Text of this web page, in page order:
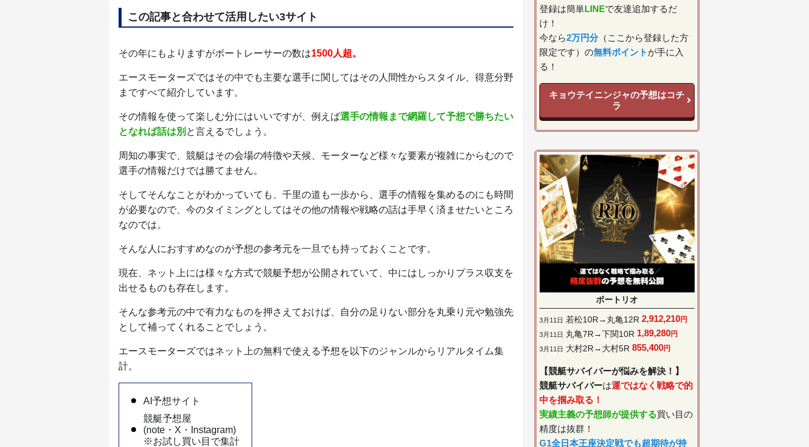
この記事と合わせて活用したい3サイト
その年にもよりますがボートレーサーの数は1500人超。
エースモーターズではその中でも主要な選手に関してはその人間性からスタイル、得意分野
まですべて紹介しています。
その情報を使って楽しむ分にはいいですが、例えば選手の情報まで網羅して予想で勝ちたい
となれば話は別 と言えるでしょう。
周知の事実で、競艇はその会場の特徴や天候、モーターなど様々な要素が複雑にからむので
選手の情報だけでは勝てません。
そしてそんなことがわかっていても、千里の道も一歩から、選手の情報を集めるのにも時間
が必要なので、今のタイミングとしてはその他の情報や戦略の話は手早く済ませたいところ
なのでは。
そんな人におすすめなのが予想の参考元を一旦でも持っておくことです。
現在、ネット上には様々な方式で競艇予想が公開されていて、中にはしっかりプラス収支を
出せるものも存在します。
そんな参考元の中で有力なものを押さえておけば、自分の足りない部分を丸乗り元や勉強先
として補ってくれることでしょう。
エースモーターズではネット上の無料で使える予想を以下のジャンルからリアルタイム集
計。
AI予想サイト
競艇予想屋
(note・X・Instagram)
※お試し買い目で集計
登録は簡単LINEで友達追加するだ
け！
今なら2万円分（ここから登録した方
限定です）の無料ポイント が手に入
る！
キョウテイニンジャの予想はコチ
ラ
ボートリオ
3月11日 若松10R→丸亀12R 2,912,210円
3月11日 丸亀7R→下関10R 1,89,280円
3月11日 大村2R→大村5R 855,400円
【競艇サバイバーが悩みを解決！】
競艇サバイバーは運ではなく戦略で的
中を掴み取る！
実績主義の予想師が提供する買い目の
精度は抜群！
G1全日本王座決定戦でも超期待が持